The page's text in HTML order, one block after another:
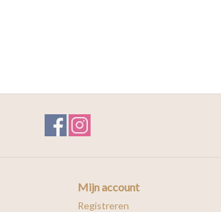
Mijn account
Registreren